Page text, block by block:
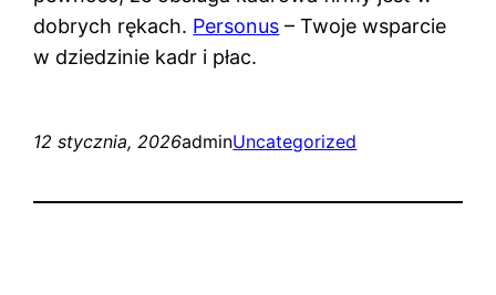
dobrych rękach. Personus – Twoje wsparcie
w dziedzinie kadr i płac.
12 stycznia, 2026adminUncategorized